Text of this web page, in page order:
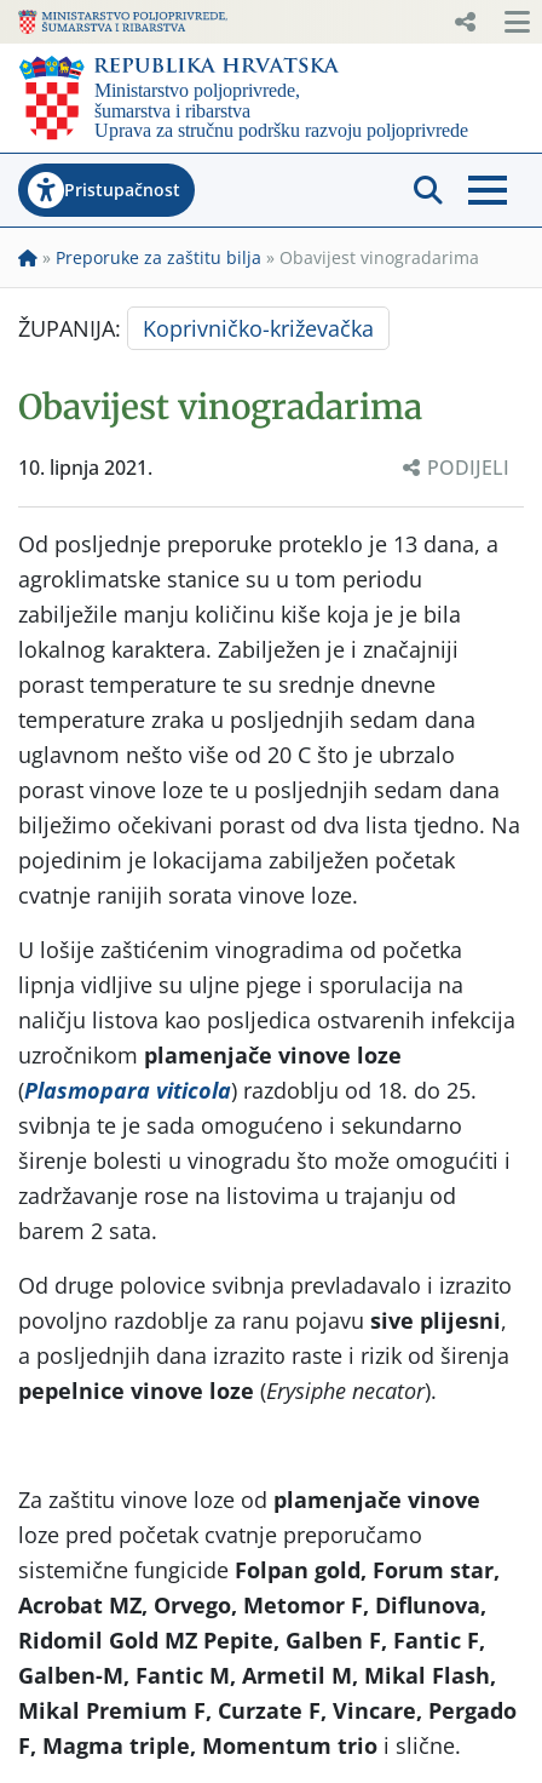
Pristupačnost
» Preporuke za zaštitu bilja » Obavijest vinogradarima
ŽUPANIJA: Koprivničko-križevačka
Obavijest vinogradarima
10. lipnja 2021. PODIJELI
Od posljednje preporuke proteklo je 13 dana, a
agroklimatske stanice su u tom periodu
zabilježile manju količinu kiše koja je je bila
lokalnog karaktera. Zabilježen je i značajniji
porast temperature te su srednje dnevne
temperature zraka u posljednjih sedam dana
uglavnom nešto više od 20 C što je ubrzalo
porast vinove loze te u posljednjih sedam dana
bilježimo očekivani porast od dva lista tjedno. Na
pojedinim je lokacijama zabilježen početak
cvatnje ranijih sorata vinove loze.
U lošije zaštićenim vinogradima od početka
lipnja vidljive su uljne pjege i sporulacija na
naličju listova kao posljedica ostvarenih infekcija
uzročnikom plamenjače vinove loze
(Plasmopara viticola) razdoblju od 18. do 25.
svibnja te je sada omogućeno i sekundarno
širenje bolesti u vinogradu što može omogućiti i
zadržavanje rose na listovima u trajanju od
barem 2 sata.
Od druge polovice svibnja prevladavalo i izrazito
povoljno razdoblje za ranu pojavu sive plijesni,
a posljednjih dana izrazito raste i rizik od širenja
pepelnice vinove loze (Erysiphe necator).
Za zaštitu vinove loze od plamenjače vinove
loze pred početak cvatnje preporučamo
sistemične fungicide Folpan gold, Forum star,
Acrobat MZ, Orvego, Metomor F, Diflunova,
Ridomil Gold MZ Pepite, Galben F, Fantic F,
Galben-M, Fantic M, Armetil M, Mikal Flash,
Mikal Premium F, Curzate F, Vincare, Pergado
F, Magma triple, Momentum trio i slične.